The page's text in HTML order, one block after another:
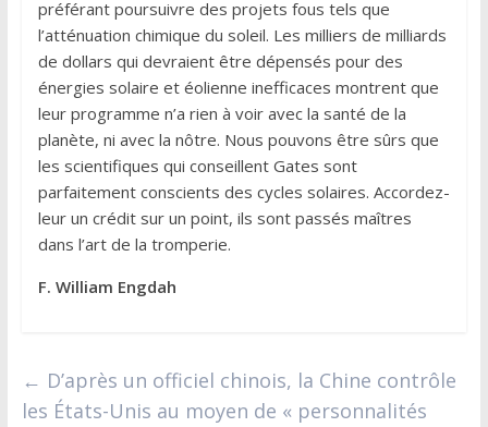
préférant poursuivre des projets fous tels que
l’atténuation chimique du soleil. Les milliers de milliards
de dollars qui devraient être dépensés pour des
énergies solaire et éolienne inefficaces montrent que
leur programme n’a rien à voir avec la santé de la
planète, ni avec la nôtre. Nous pouvons être sûrs que
les scientifiques qui conseillent Gates sont
parfaitement conscients des cycles solaires. Accordez-
leur un crédit sur un point, ils sont passés maîtres
dans l’art de la tromperie.
F. William Engdah
← D’après un officiel chinois, la Chine contrôle
les États-Unis au moyen de « personnalités